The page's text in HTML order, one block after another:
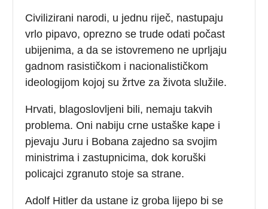
Civilizirani narodi, u jednu riječ, nastupaju
vrlo pipavo, oprezno se trude odati počast
ubijenima, a da se istovremeno ne uprljaju
gadnom rasističkom i nacionalističkom
ideologijom kojoj su žrtve za života služile.
Hrvati, blagoslovljeni bili, nemaju takvih
problema. Oni nabiju crne ustaške kape i
pjevaju Juru i Bobana zajedno sa svojim
ministrima i zastupnicima, dok koruški
policajci zgranuto stoje sa strane.
Adolf Hitler da ustane iz groba lijepo bi se